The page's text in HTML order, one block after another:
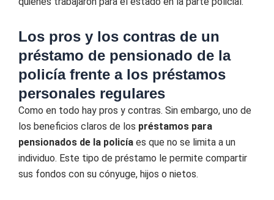
Los pros y los contras de un
préstamo de pensionado de la
policía frente a los préstamos
personales regulares
Como en todo hay pros y contras. Sin embargo, uno de
los beneficios claros de los préstamos para
pensionados de la policía es que no se limita a un
individuo. Este tipo de préstamo le permite compartir
sus fondos con su cónyuge, hijos o nietos.